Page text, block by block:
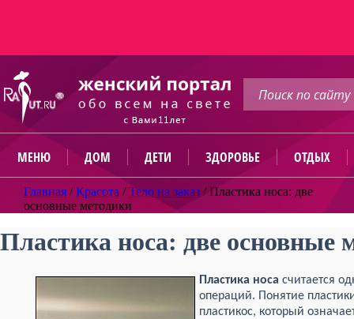
МЕНЮ ДОМ ДЕТИ ЗДОРОВЬЕ ОТДЫХ
Главная /Красота /Тело на заказ /Пластика носа: две
основные методики
Пластика носа: две основные
Пластика носа считается
операций. Понятие
пластикос, который